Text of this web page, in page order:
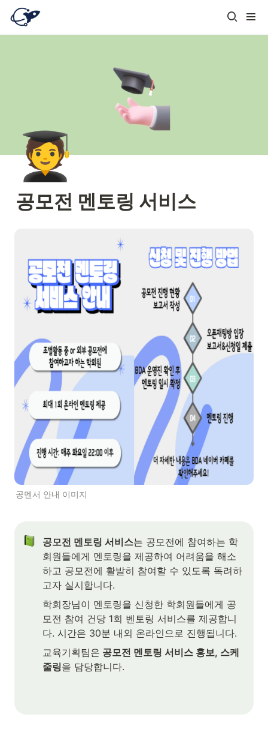
🧑‍🎓
공모전 멘토링 서비스
공멘서 안내 이미지
공모전 멘토링 서비스는 공모전에 참여하는 학
회원들에게 멘토링을 제공하여 어려움을 해소
하고 공모전에 활발히 참여할 수 있도록 독려하
고자 실시합니다.
학회장님이 멘토링을 신청한 학회원들에게 공
모전 참여 건당 1회 벤토링 서비스를 제공합니
다. 시간은 30분 내외 온라인으로 진행됩니다.
교육기획팀은 공모전 멘토링 서비스 홍보, 스케
줄링을 담당합니다.